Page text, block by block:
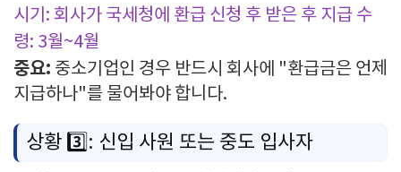
시기: 회사가 국세청에 환급 신청 후 받은 후 지급 수
령: 3월~4월
중요: 중소기업인 경우 반드시 회사에 "환급금은 언제
지급하나"를 물어봐야 합니다.
상황 3️⃣: 신입 사원 또는 중도 입사자